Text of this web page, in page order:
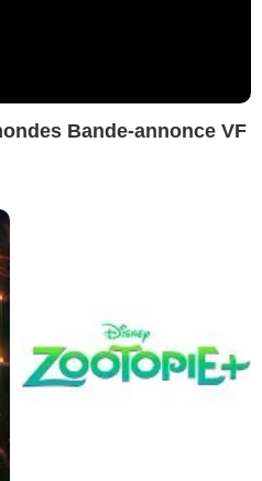
Bande-annonce VF